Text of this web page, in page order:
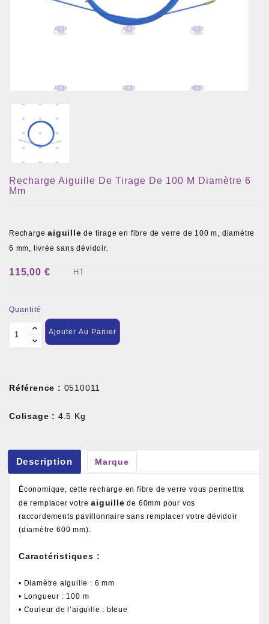
Recharge Aiguille De Tirage De 100 M Diamètre 6
Mm
Rechargeaiguille de tirage en fibre de verre de 100 m, diamètre
6 mm, livrée sans dévidoir.
115,00 € HT
Quantité
Ajouter Au Panier
Référence : 0510011
Colisage : 4.5 Kg
Description Marque
Économique, cette recharge en fibre de verre vous permettra
de remplacer votreaiguille de 60mm pour vos
raccordements pavillonnaire sans remplacer votre dévidoir
(diamètre 600 mm).
Caractéristiques :
• Diamètre aiguille : 6 mm
• Longueur : 100 m
• Couleur de l’aiguille : bleue